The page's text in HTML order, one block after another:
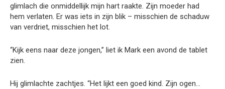
glimlach die onmiddellijk mijn hart raakte. Zijn moeder had
hem verlaten. Er was iets in zijn blik – misschien de schaduw
van verdriet, misschien het lot.
“Kijk eens naar deze jongen,” liet ik Mark een avond de tablet
zien.
Hij glimlachte zachtjes. “Het lijkt een goed kind. Zijn ogen…